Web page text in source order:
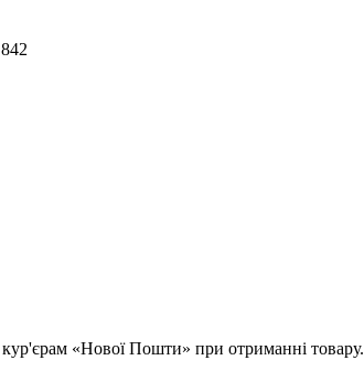
«Нової Пошти» при отриманні товару.